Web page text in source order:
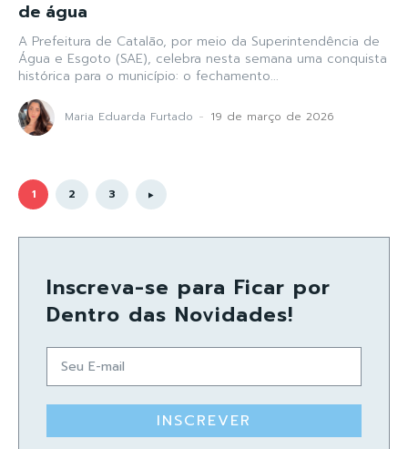
de água
A Prefeitura de Catalão, por meio da Superintendência de
Água e Esgoto (SAE), celebra nesta semana uma conquista
histórica para o município: o fechamento...
Maria Eduarda Furtado - 19 de março de 2026
1 2 3
Inscreva-se para Ficar por
Dentro das Novidades!
INSCREVER